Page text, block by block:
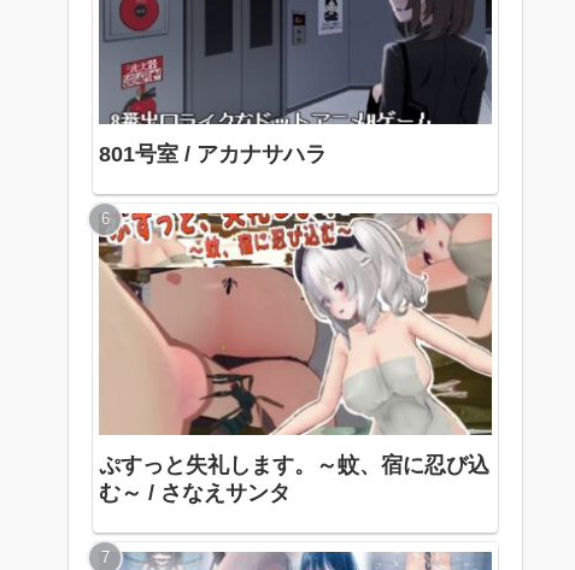
801号室 / アカナサハラ
ぷすっと失礼します。～蚊、宿に忍び込
む～ / さなえサンタ